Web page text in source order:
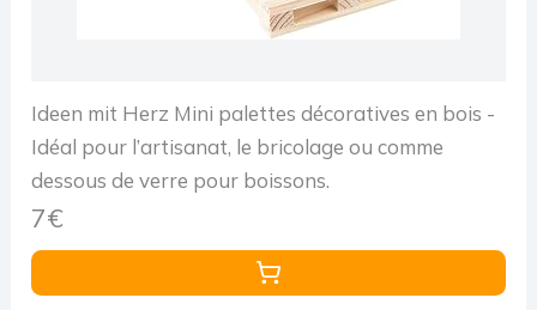
Ideen mit Herz Mini palettes décoratives en bois -
Idéal pour l’artisanat, le bricolage ou comme
dessous de verre pour boissons.
7€